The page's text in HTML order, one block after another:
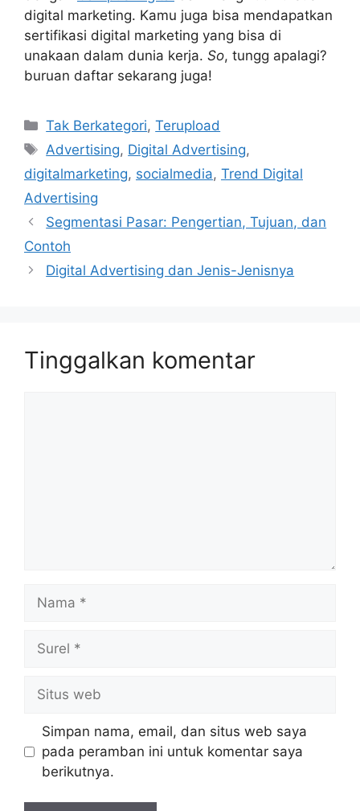
digital marketing. Kamu juga bisa mendapatkan
sertifikasi digital marketing yang bisa di
unakaan dalam dunia kerja. So, tungg apalagi?
buruan daftar sekarang juga!
Kategori
Tak Berkategori,Terupload
Tag
Advertising, Digital Advertising,
digitalmarketing, socialmedia, Trend Digital
Advertising
Segmentasi Pasar: Pengertian, Tujuan, dan
Contoh
Digital Advertising dan Jenis-Jenisnya
Tinggalkan komentar
web
Simpan nama, email, dan situs web saya
pada peramban ini untuk komentar saya
berikutnya.